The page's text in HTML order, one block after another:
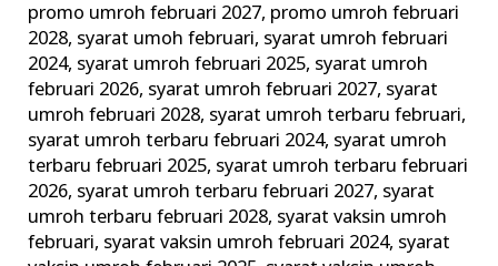
promo umroh februari 2027, promo umroh februari
2028, syarat umoh februari, syarat umroh februari
2024, syarat umroh februari 2025, syarat umroh
februari 2026, syarat umroh februari 2027, syarat
umroh februari 2028, syarat umroh terbaru februari,
syarat umroh terbaru februari 2024, syarat umroh
terbaru februari 2025, syarat umroh terbaru februari
2026, syarat umroh terbaru februari 2027, syarat
umroh terbaru februari 2028, syarat vaksin umroh
februari, syarat vaksin umroh februari 2024, syarat